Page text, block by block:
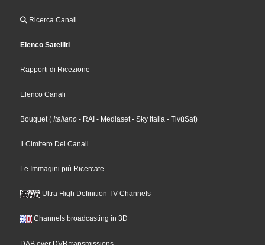
Ricerca Canali
Elenco Satelliti
Rapporti di Ricezione
Elenco Canali
Bouquet( Italiano - RAI - Mediaset- Sky Italia - TivùSat)
Il Cimitero Dei Canali
Le Immagini più Ricercate
Ultra High Definition TV Channels
Channels broadcasting in 3D